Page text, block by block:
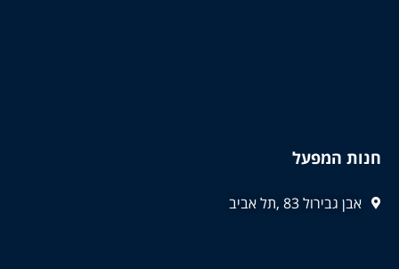
חנות המפעל
אבן גבירול 83 ,תל אביב